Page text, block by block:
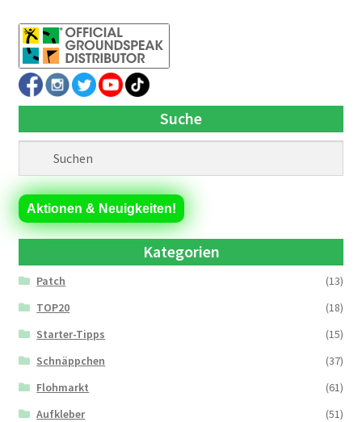
Suche
Aktionen & Neuigkeiten!
Kategorien
Patch
(13)
TOP20
(18)
Starter-Tipps
(15)
Schnäppchen
(37)
Flohmarkt
(61)
Aufkleber
(51)